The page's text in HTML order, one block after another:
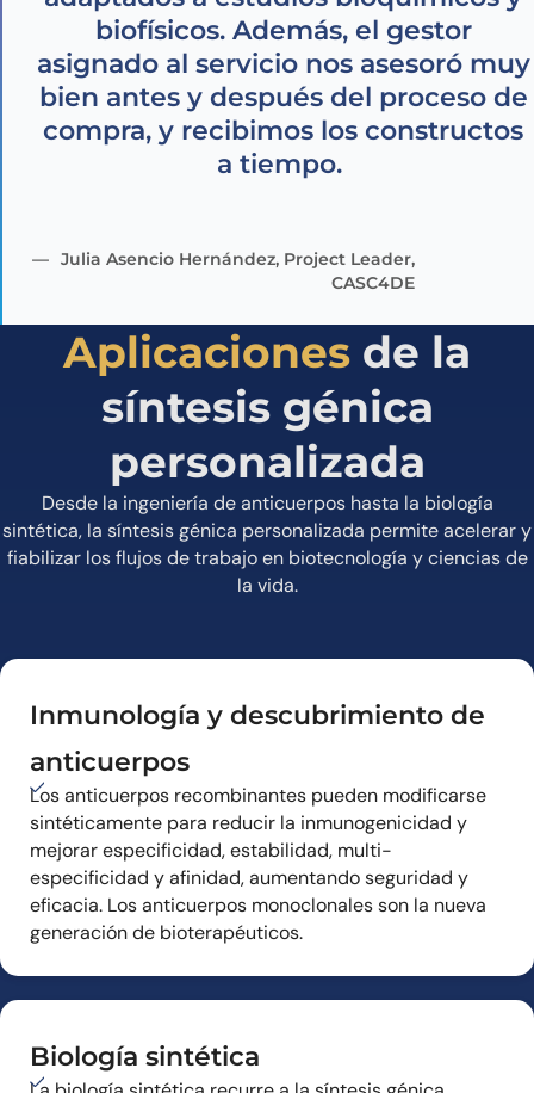
biofísicos. Además, el gestor
asignado al servicio nos asesoró muy
bien antes y después del proceso de
compra, y recibimos los constructos
a tiempo.
Julia Asencio Hernández, Project Leader,
CASC4DE
Aplicaciones de la
síntesis génica
personalizada
Desde la ingeniería de anticuerpos hasta la biología
sintética, la síntesis génica personalizada permite acelerar y
fiabilizar los flujos de trabajo en biotecnología y ciencias de
la vida.
Inmunología y descubrimiento de
anticuerpos
Los anticuerpos recombinantes pueden modificarse
sintéticamente para reducir la inmunogenicidad y
mejorar especificidad, estabilidad, multi-
especificidad y afinidad, aumentando seguridad y
eficacia. Los anticuerpos monoclonales son la nueva
generación de bioterapéuticos.
Biología sintética